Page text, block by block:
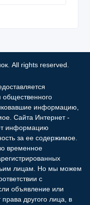
All rights reserved.
общественного
информацию,
Сайта Интернет -
информацию
за ее содержимое.
временное
лицам. Но мы можем
с
объявление или
другого лица, в